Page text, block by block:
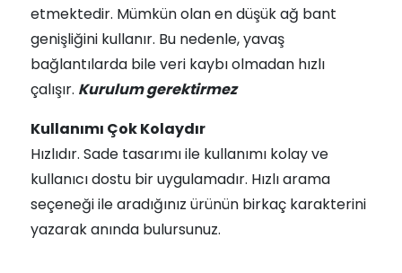
etmektedir. Mümkün olan en düşük ağ bant
genişliğini kullanır. Bu nedenle, yavaş
bağlantılarda bile veri kaybı olmadan hızlı
çalışır. Kurulum gerektirmez
Kullanımı Çok Kolaydır
Hızlıdır. Sade tasarımı ile kullanımı kolay ve
kullanıcı dostu bir uygulamadır. Hızlı arama
seçeneği ile aradığınız ürünün birkaç karakterini
yazarak anında bulursunuz.